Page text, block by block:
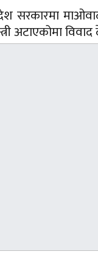
सरकारमा
अटाएकोमा